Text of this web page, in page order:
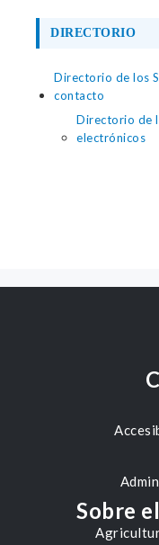
DIRECTORIO
Directorio de los
contacto
Directorio de
electrónicos
Sobre